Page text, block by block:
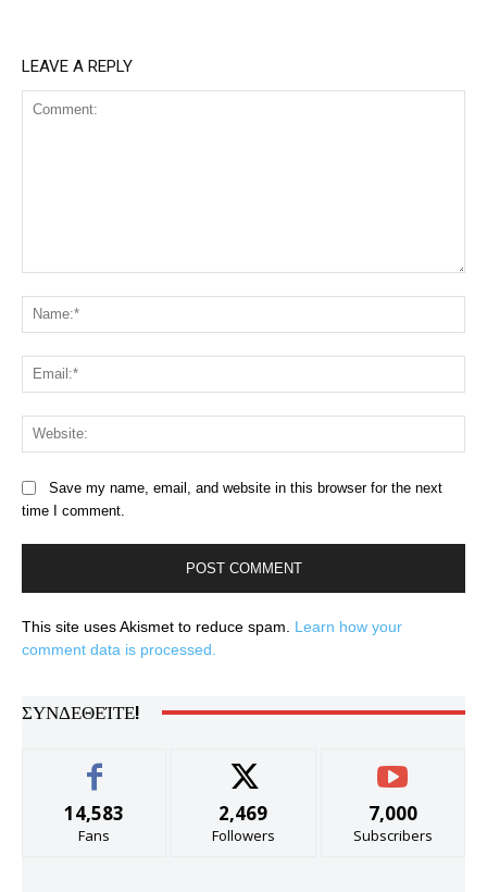
LEAVE A REPLY
Save my name, email, and website in this browser for the next
time I comment.
This site uses Akismet to reduce spam. Learn how your
comment data is processed.
ΣΥΝΔΕΘΕΊΤΕ!
14,583
Fans
2,469
Followers
7,000
Subscribers